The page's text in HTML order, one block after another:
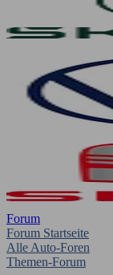
Forum
Forum Startseite
Alle Auto-Foren
Themen-Forum